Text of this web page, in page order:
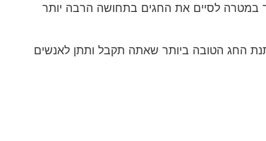
במטרה לסיים את החגים בתחושה הרבה יותר
החג הטובה ביותר שאתה תקבל ותתן לאנשים